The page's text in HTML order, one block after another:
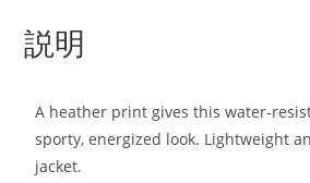
説明
A heather print gives this water-
sporty, energized look. Lightweight
jacket.